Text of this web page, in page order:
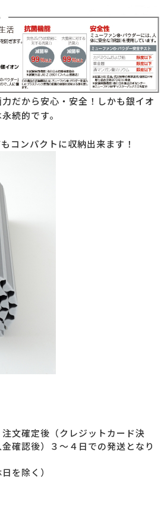
だから安心・安全！しかも銀イオ
続的です。
コンパクトに収納出来ます！
文確定後（クレジットカード決
確認後）３～４日での発送となり
を除く）